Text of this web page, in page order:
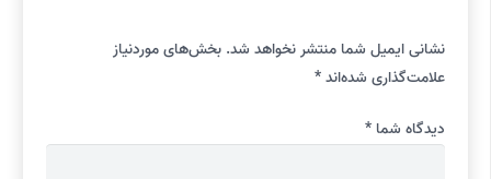
نشانی ایمیل شما منتشر نخواهد شد. بخش‌های موردنیاز
علامت‌گذاری شده‌اند*
دیدگاه شما *